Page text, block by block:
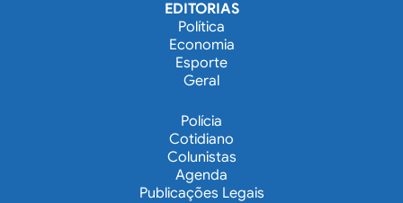
EDITORIAS
Política
Economia
Esporte
Geral
Polícia
Cotidiano
Colunistas
Agenda
Publicações Legais